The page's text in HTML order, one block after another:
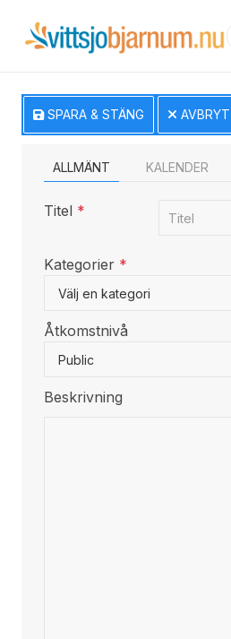
SPARA & STÄNG AVBRYT
ALLMÄNT KALENDER
Titel *
Kategorier *
Select a Category to filter list
Välj en kategori
Åtkomstnivå
Public
Beskrivning